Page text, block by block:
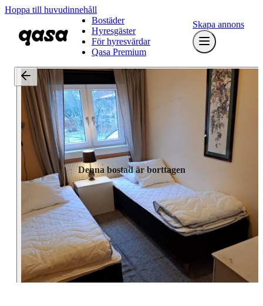
Hoppa till huvudinnehåll
Bostäder
Hyresgäster
För hyresvärdar
Qasa Premium
Skapa annons
Denna bostad är borttagen